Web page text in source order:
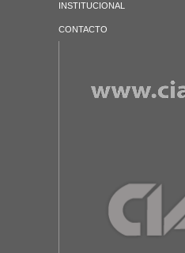
INSTITUCIONAL
CONTACTO